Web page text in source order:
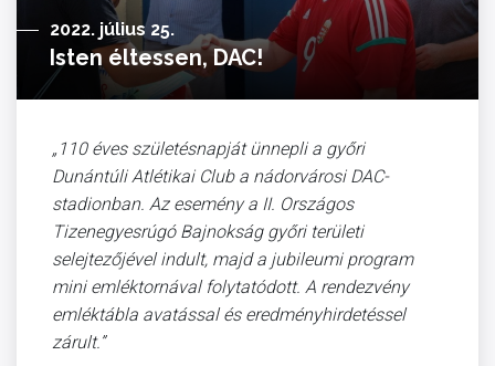
2022. július 25.
Isten éltessen, DAC!
„110 éves születésnapját ünnepli a győri
Dunántúli Atlétikai Club a nádorvárosi DAC-
stadionban. Az esemény a II. Országos
Tizenegyesrúgó Bajnokság győri területi
selejtezőjével indult, majd a jubileumi program
mini emléktornával folytatódott. A rendezvény
emléktábla avatással és eredményhirdetéssel
zárult.”